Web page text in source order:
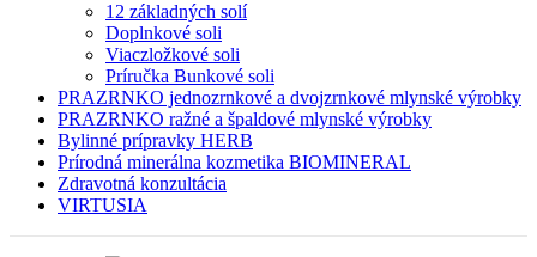
12 základných solí
Doplnkové soli
Viaczložkové soli
Príručka Bunkové soli
PRAZRNKO jednozrnkové a dvojzrnkové mlynské výrobky
PRAZRNKO ražné a špaldové mlynské výrobky
Bylinné prípravky HERB
Prírodná minerálna kozmetika BIOMINERAL
Zdravotná konzultácia
VIRTUSIA